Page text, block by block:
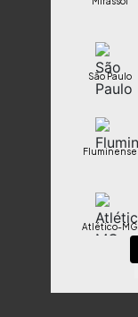
São Paulo
Fluminense
Atlético-MG